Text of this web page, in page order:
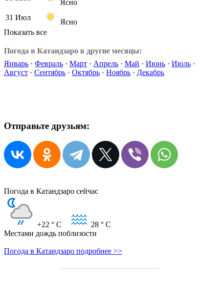
Ясно
31 Июл
Ясно
Показать все
Погода в Катандзаро в другие месяцы:
Январь · Февраль · Март · Апрель · Май · Июнь · Июль ·
Август · Сентябрь · Октябрь · Ноябрь · Декабрь
Отправьте друзьям:
Погода в Катандзаро сейчас
+22 ° C 28 ° C
Местами дождь поблизости
Погода в Катандзаро подробнее >>